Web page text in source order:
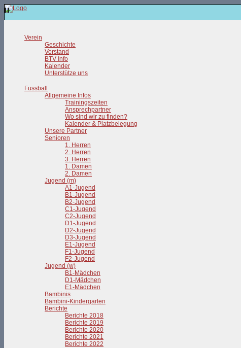
Verein
Geschichte
Vorstand
BTV Info
Kalender
Unterstütze uns
Fussball
Allgemeine Infos
Trainingszeiten
Ansprechpartner
Wo sind wir zu finden?
Kalender & Platzbelegung
Unsere Partner
Senioren
1. Herren
2. Herren
3. Herren
1. Damen
2. Damen
Jugend (m)
A1-Jugend
B1-Jugend
B2-Jugend
C1-Jugend
C2-Jugend
D1-Jugend
D2-Jugend
D3-Jugend
E1-Jugend
F1-Jugend
F2-Jugend
Jugend (w)
B1-Mädchen
D1-Mädchen
E1-Mädchen
Bambinis
Bambini-Kindergarten
Berichte
Berichte 2018
Berichte 2019
Berichte 2020
Berichte 2021
Berichte 2022